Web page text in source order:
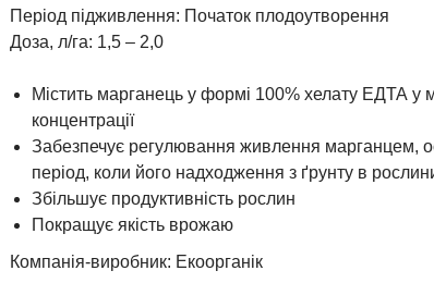
Період підживлення: Початок плодоутворення
Доза, л/га: 1,5 – 2,0
Містить марганець у формі 100% хелату ЕДТА у
концентрації
Забезпечує регулювання живлення марганцем,
період, коли його надходження з ґрунту в
Збільшує продуктивність рослин
Покращує якість врожаю
Компанія-виробник: Екоорганік